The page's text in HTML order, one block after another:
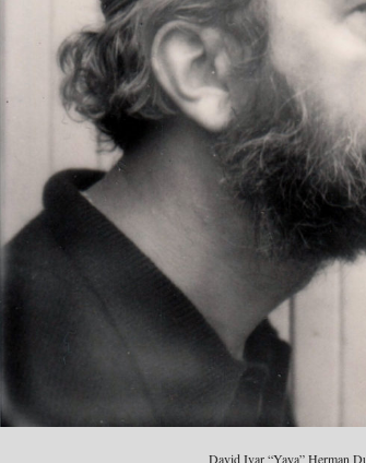
David Ivar “Yaya” Herman